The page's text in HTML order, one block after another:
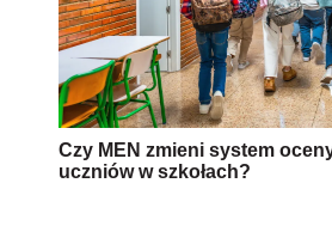
Czy MEN zmieni system
uczniów w szkołach?